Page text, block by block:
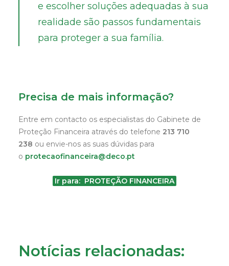
e escolher soluções adequadas à sua
realidade são passos fundamentais
para proteger a sua família.
Precisa de mais informação?
Entre em contacto os especialistas do Gabinete de
Proteção Financeira através do telefone 213 710
238 ou envie-nos as suas dúvidas para
o protecaofinanceira@deco.pt
Ir para: PROTEÇÃO FINANCEIRA
Notícias relacionadas: